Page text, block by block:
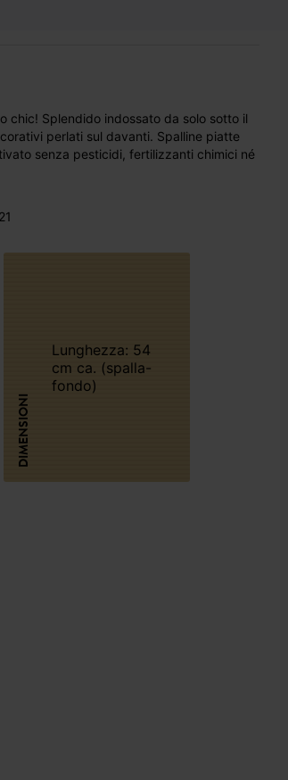
chic! Splendido indossato da solo sotto il
perlati sul davanti. Spalline piatte
senza pesticidi, fertilizzanti chimici né
DIMENSIONI
Lunghezza: 54
cm ca. (spalla-
fondo)